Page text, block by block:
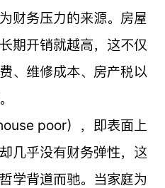
财务压力的来源。房屋
期开销就越高，这不仅
、维修成本、房产税以
poor），即表面上
几乎没有财务弹性，这
学背道而驰。当家庭为